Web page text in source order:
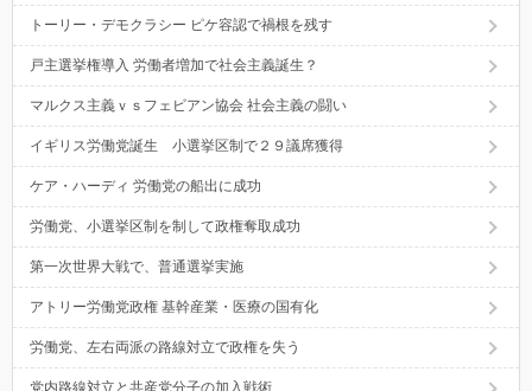
トーリー・デモクラシー ピケ容認で禍根を残す
戸主選挙権導入 労働者増加で社会主義誕生？
マルクス主義ｖｓフェビアン協会 社会主義の闘い
イギリス労働党誕生 小選挙区制で２９議席獲得
ケア・ハーディ 労働党の船出に成功
労働党、小選挙区制を制して政権奪取成功
第一次世界大戦で、普通選挙実施
アトリー労働党政権 基幹産業・医療の国有化
労働党、左右両派の路線対立で政権を失う
党内路線対立と共産党分子の加入戦術